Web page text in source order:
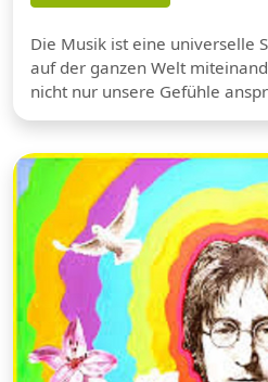
Die Musik ist eine universelle
auf der ganzen Welt
nicht nur unsere Gefühle